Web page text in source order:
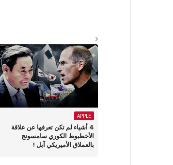
APPLE
4 أشياء لم تكن تعرفها عن علاقة
الأخطبوط الكوري سامسونج
بالعملاق الأميريكي آبل !